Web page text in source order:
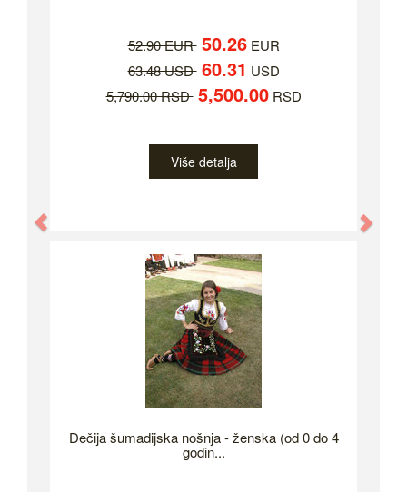
52.90 EUR 50.26EUR
63.48 USD 60.31 USD
5,790.00 RSD 5,500.00RSD
Više detalja
Dečija šumadijska nošnja - ženska (od 0 do 4
godin...